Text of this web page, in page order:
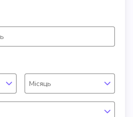
Місяць